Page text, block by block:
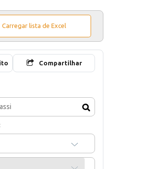
Carregar lista de Excel
Compartilhar